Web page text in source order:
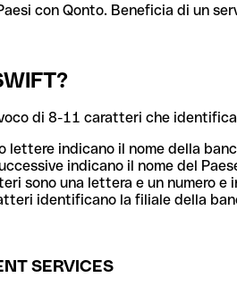
con Qonto. Beneficia di un
di 8-11 caratteri che
lettere indicano il nome della
indicano il nome del
sono una lettera e un numero
identificano la filiale della
SERVICES